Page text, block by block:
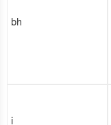
bh
i